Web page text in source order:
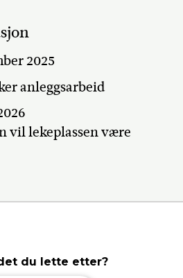
2025
anleggsarbeid
vil lekeplassen være
du lette etter?